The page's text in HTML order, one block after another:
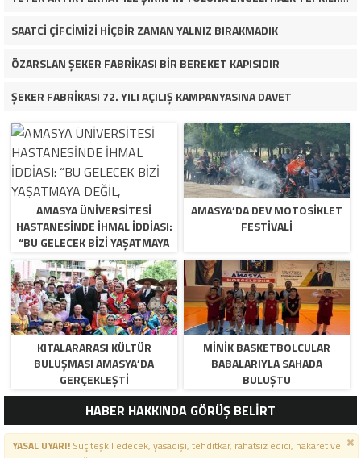
SAATCİ ÇİFCİMİZİ HİÇBİR ZAMAN YALNIZ BIRAKMADIK
ÖZARSLAN ŞEKER FABRİKASI BİR BEREKET KAPISIDIR
ŞEKER FABRİKASI 72. YILI AÇILIŞ KAMPANYASINA DAVET
AMASYA ÜNİVERSİTESİ
HASTANESİNDE İHMAL İDDİASI:
“BU GELECEK BİZİ YAŞATMAYA
DEĞİL, ÖLDÜRMEYE GELİYOR!”
AMASYA’DA DEV MOTOSIKLET
FESTIVALI
KITALARARASI KÜLTÜR
BULUŞMASI AMASYA’DA
GERÇEKLEŞTI
MINIK BASKETBOLCULAR
BABALARIYLA SAHADA
BULUŞTU
HABER HAKKINDA GÖRÜŞ BELİRT
YASAL UYARI!Suç teşkil edecek, yasadışı, tehditkar, rahatsız edici, hakaret ve